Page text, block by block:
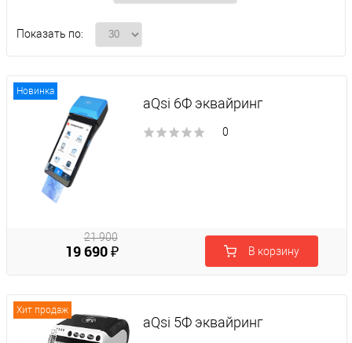
Показать по:
Новинка
aQsi 6Ф эквайринг
0
19 690 ₽
21 900
В корзину
Хит продаж
aQsi 5Ф эквайринг